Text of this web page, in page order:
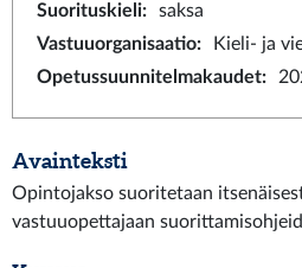
Suorituskieli:
saksa
Vastuuorganisaatio:
Kieli- ja
Opetussuunnitelmakaudet:
Avainteksti
Opintojakso suoritetaan
vastuuopettajaan